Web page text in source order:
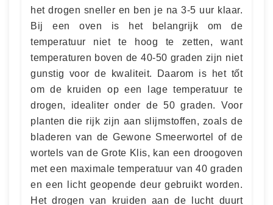
het drogen sneller en ben je na 3-5 uur klaar.
Bij een oven is het belangrijk om de
temperatuur niet te hoog te zetten, want
temperaturen boven de 40-50 graden zijn niet
gunstig voor de kwaliteit. Daarom is het tốt
om de kruiden op een lage temperatuur te
drogen, idealiter onder de 50 graden. Voor
planten die rijk zijn aan slijmstoffen, zoals de
bladeren van de Gewone Smeerwortel of de
wortels van de Grote Klis, kan een droogoven
met een maximale temperatuur van 40 graden
en een licht geopende deur gebruikt worden.
Het drogen van kruiden aan de lucht duurt